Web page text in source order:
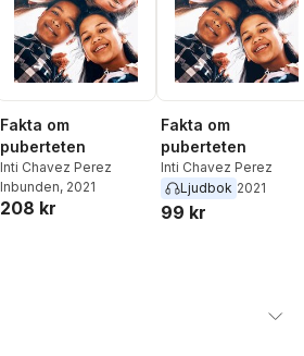
Fakta om
puberteten
Inti Chavez Perez
Inbunden, 2021
208 kr
Fakta om
puberteten
Inti Chavez Perez
Ljudbok 2021
99 kr